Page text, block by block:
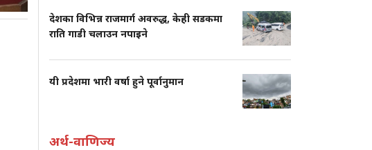
देशका विभिन्न राजमार्ग अवरुद्ध, केही सडकमा
राति गाडी चलाउन नपाइने
यी प्रदेशमा भारी वर्षा हुने पूर्वानुमान
अर्थ-वाणिज्य